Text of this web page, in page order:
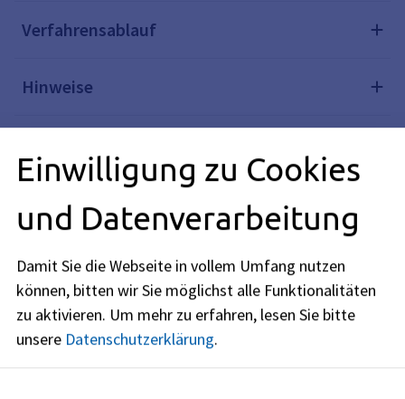
Verfahrensablauf
Hinweise
Erforderliche Unterlagen
Kosten
Rechtsgrundlagen
Weiterführende Links
Einwilligung zu Cookies
und Datenverarbeitung
Damit Sie die Webseite in vollem Umfang nutzen
können, bitten wir Sie möglichst alle Funktionalitäten
zu aktivieren. Um mehr zu erfahren, lesen Sie bitte
unsere Datenschutzerklärung.